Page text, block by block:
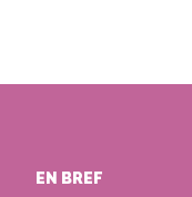
EN BREF